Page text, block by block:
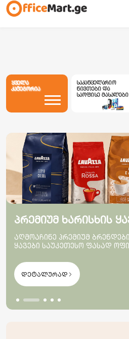
ყველა
კატეგორია
საკანცელარიო
ნივთები და
საოფისე მასალები
პრემიუმ ხარისხის
აღმოაჩინე პრემიუმ
ყავები საუკეთესო ფასად
დეტალურად